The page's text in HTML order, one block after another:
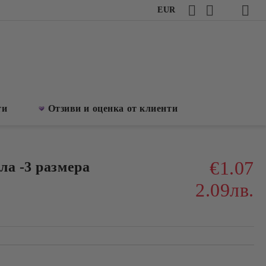
EUR
Отзиви и оценка от клиенти
-3 размера
€1.07
2.09лв.